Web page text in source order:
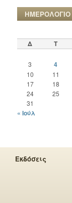
ΗΜΕΡΟΛΟΓΙΟ
Δ Τ
3 4
10
11
17
18
24
25
31
« Ιούλ
Εκδόσεις